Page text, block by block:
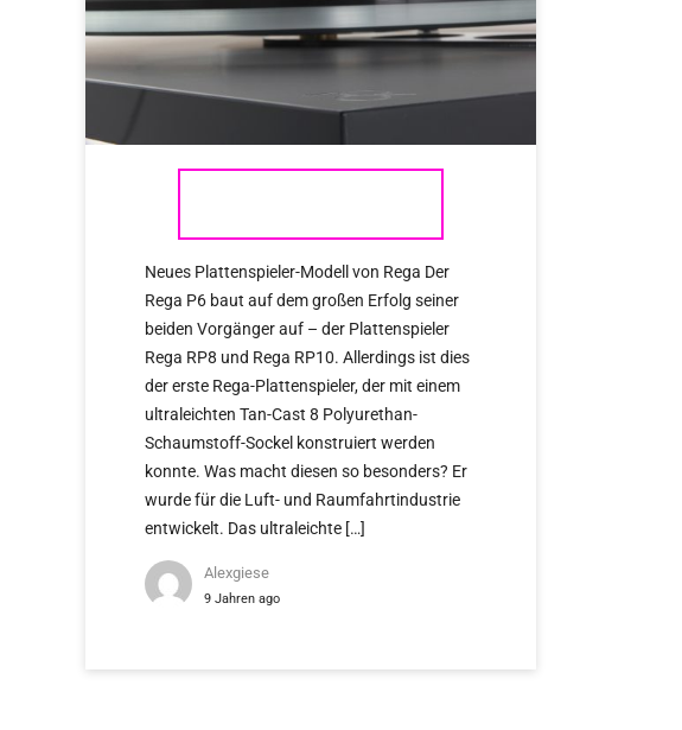
Neues Plattenspieler-Modell von Rega Der
Rega P6 baut auf dem großen Erfolg seiner
beiden Vorgänger auf – der Plattenspieler
Rega RP8 und Rega RP10. Allerdings ist dies
der erste Rega-Plattenspieler, der mit einem
ultraleichten Tan-Cast 8 Polyurethan-
Schaumstoff-Sockel konstruiert werden
konnte. Was macht diesen so besonders? Er
wurde für die Luft- und Raumfahrtindustrie
entwickelt. Das ultraleichte […]
Alexgiese
9 Jahren ago